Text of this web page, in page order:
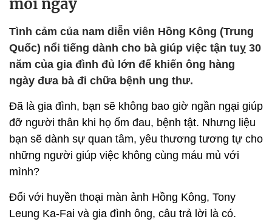
mỗi ngày
Tình cảm của nam diễn viên Hồng Kông (Trung
Quốc) nổi tiếng dành cho bà giúp việc tận tuỵ 30
năm của gia đình đủ lớn để khiến ông hàng
ngày đưa bà đi chữa bệnh ung thư.
Đã là gia đình, bạn sẽ không bao giờ ngần ngại giúp
đỡ người thân khi họ ốm đau, bệnh tật. Nhưng liệu
bạn sẽ dành sự quan tâm, yêu thương tương tự cho
những người giúp việc không cùng máu mủ với
mình?
Đối với huyền thoại màn ảnh Hồng Kông, Tony
Leung Ka-Fai và gia đình ông, câu trả lời là có.